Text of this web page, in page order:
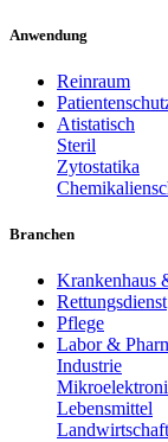
Anwendung
Reinraum
Atistatisch
Steril
Zytostatika
Branchen
Krankenhaus
Rettungsdienst
Pflege
Labor &
Industrie
Lebensmittel
Landwirtschaft